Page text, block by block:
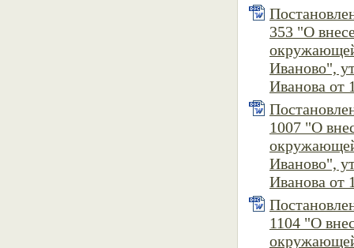
353 "О
Иваново",
Иванова от
1007 "О
Иваново",
Иванова от
1104 "О